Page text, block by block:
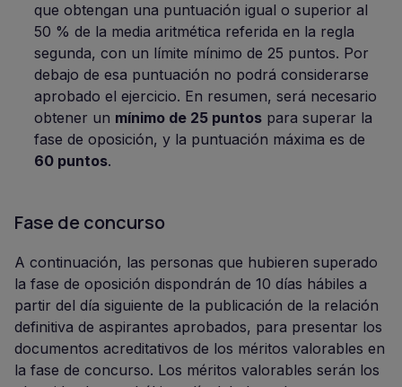
que obtengan una puntuación igual o superior al
50 % de la media aritmética referida en la regla
segunda, con un límite mínimo de 25 puntos. Por
debajo de esa puntuación no podrá considerarse
aprobado el ejercicio. En resumen, será necesario
obtener un mínimo de 25 puntos para superar la
fase de oposición, y la puntuación máxima es de
60 puntos.
Fase de concurso
A continuación, las personas que hubieren superado
la fase de oposición dispondrán de 10 días hábiles a
partir del día siguiente de la publicación de la relación
definitiva de aspirantes aprobados, para presentar los
documentos acreditativos de los méritos valorables en
la fase de concurso. Los méritos valorables serán los